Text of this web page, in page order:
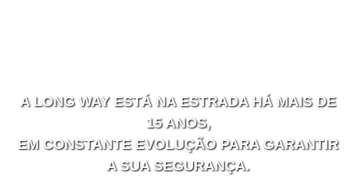
A LONG WAY ESTÁ NA ESTRADA HÁ MAIS DE
15 ANOS,
EM CONSTANTE EVOLUÇÃO PARA GARANTIR
A SUA SEGURANÇA.